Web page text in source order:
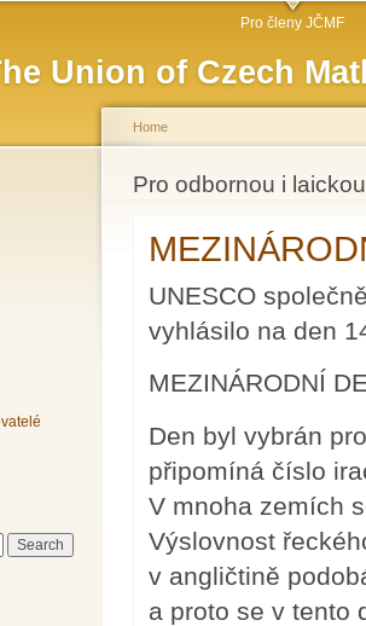
Union of Czech
Pro členy JČMF
You are here
Home
Pro odbornou i
UNESCO
vyhlásilo na den
MEZINÁRODNÍ
Den byl vybrán
připomíná číslo
V mnoha zemích
Výslovnost
v angličtině
a proto se v tento